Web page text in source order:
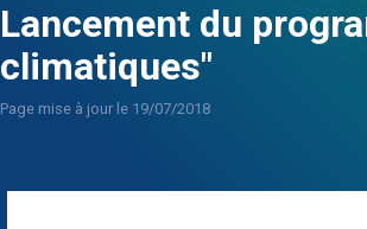
Lancement du
climatiques"
Page mise à jour le 19/07/2018